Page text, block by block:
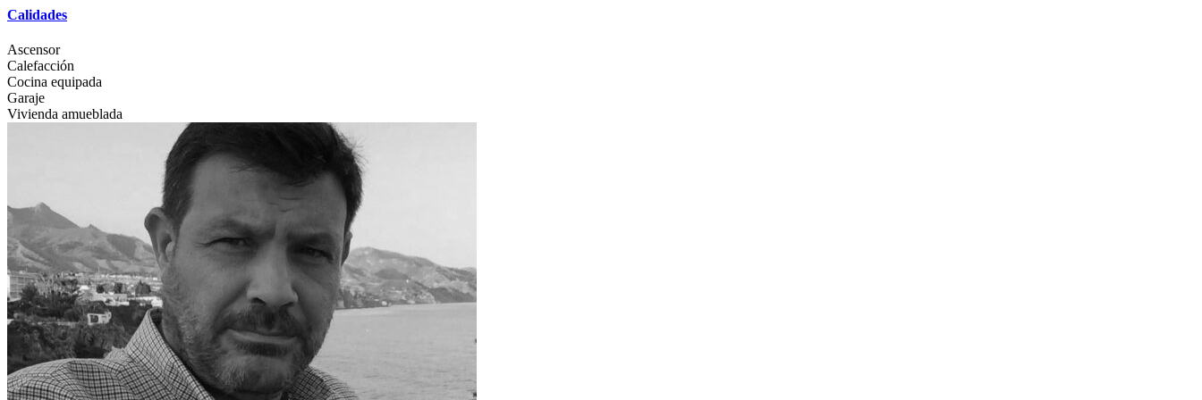
Calidades
Ascensor
Calefacción
Cocina equipada
Garaje
Vivienda amueblada